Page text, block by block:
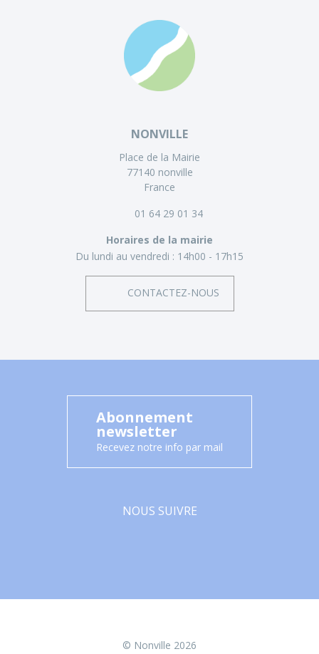
NONVILLE
Place de la Mairie
77140 nonville
France
01 64 29 01 34
Horaires de la mairie
Du lundi au vendredi : 14h00 - 17h15
CONTACTEZ-NOUS
Abonnement
newsletter
Recevez notre info par mail
NOUS SUIVRE
© Nonville 2026